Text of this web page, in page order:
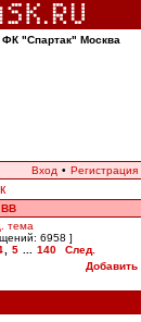
"Спартак" Москва
Вход • Регистрация
ВВ
тема
6958 ]
5 140
След.
Добавить